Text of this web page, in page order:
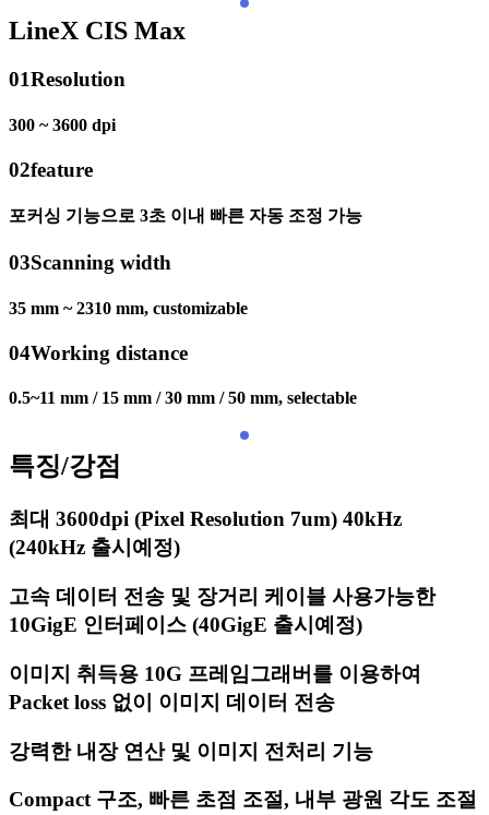
LineX CIS Max
01Resolution
300 ~ 3600 dpi
02feature
포커싱 기능으로 3초 이내 빠른 자동 조정 가능
03Scanning width
35 mm ~ 2310 mm, customizable
04Working distance
0.5~11 mm / 15 mm / 30 mm / 50 mm, selectable
특징/강점
최대 3600dpi (Pixel Resolution 7um) 40kHz
(240kHz 출시예정)
고속 데이터 전송 및 장거리 케이블 사용가능한
10GigE 인터페이스 (40GigE 출시예정)
이미지 취득용 10G 프레임그래버를 이용하여
Packet loss 없이 이미지 데이터 전송
강력한 내장 연산 및 이미지 전처리 기능
Compact 구조, 빠른 초점 조절, 내부 광원 각도 조절